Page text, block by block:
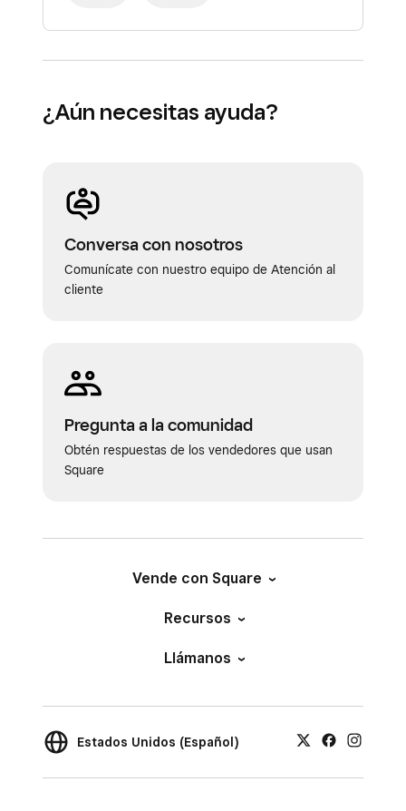
¿Aún necesitas ayuda?
Conversa con nosotros
Comunícate con nuestro equipo de Atención al
cliente
Pregunta a la comunidad
Obtén respuestas de los vendedores que usan
Square
Vende con Square
Recursos
Llámanos
Estados Unidos (Español)